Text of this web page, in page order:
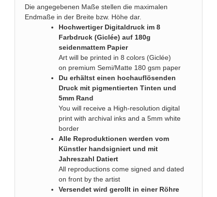
Die angegebenen Maße stellen die maximalen
Endmaße in der Breite bzw. Höhe dar.
Hochwertiger Digitaldruck im 8
Farbdruck (Giclée) auf 180g
seidenmattem Papier
Art will be printed in 8 colors (Giclée)
on premium Semi/Matte 180 gsm paper
Du erhältst einen hochauflösenden
Druck mit pigmentierten Tinten und
5mm Rand
You will receive a High-resolution digital
print with archival inks and a 5mm white
border
Alle Reproduktionen werden vom
Künstler handsigniert und mit
Jahreszahl Datiert
All reproductions come signed and dated
on front by the artist
Versendet wird gerollt in einer Röhre